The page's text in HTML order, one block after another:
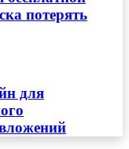
потерять
для